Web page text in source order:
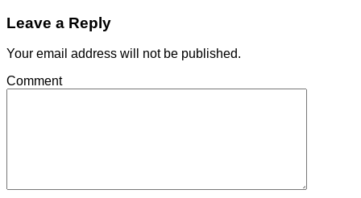
Leave a Reply
Your email address will not be published.
Comment